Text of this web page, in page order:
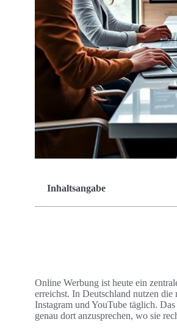
Inhaltsangabe
Online Werbung ist heute ein
erreichst. In Deutschland nutzen
Instagram und YouTube täglich.
genau dort anzusprechen, wo sie